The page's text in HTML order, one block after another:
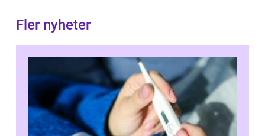
Fler nyheter